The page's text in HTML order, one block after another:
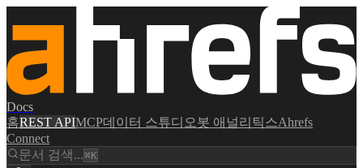
Docs
홈REST APIMCP데이터 스튜디오봇 애널리틱스Ahrefs
Connect
문서 검색...⌘K